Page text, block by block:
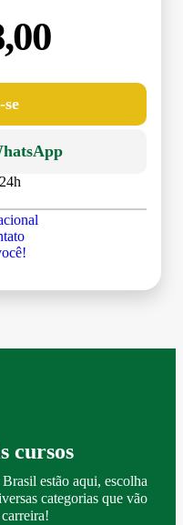
cursos
estão aqui, escolha
categorias que vão